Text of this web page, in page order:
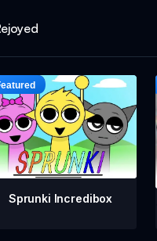
Sprunki Incredibox